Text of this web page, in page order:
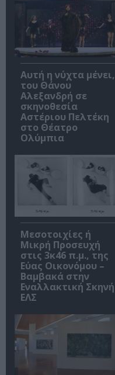
Αυτή η νύχτα μένει,
του Θάνου
Αλεξανδρή σε
σκηνοθεσία
Αστέριου Πελτέκη
στο Θέατρο
Ολύμπια
Μεσοτοιχίες ή
Μικρή Προσευχή
στις 3κ46 π.μ., της
Εύας Οικονόμου –
Βαμβακά στην
Εναλλακτική Σκηνή
ΕΛΣ